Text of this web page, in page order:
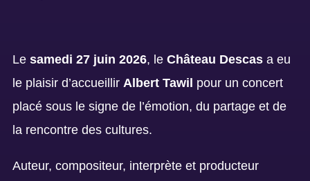
Le samedi 27 juin 2026, le Château Descas a eu
le plaisir d’accueillir Albert Tawil pour un concert
placé sous le signe de l’émotion, du partage et de
la rencontre des cultures.
Auteur, compositeur, interprète et producteur